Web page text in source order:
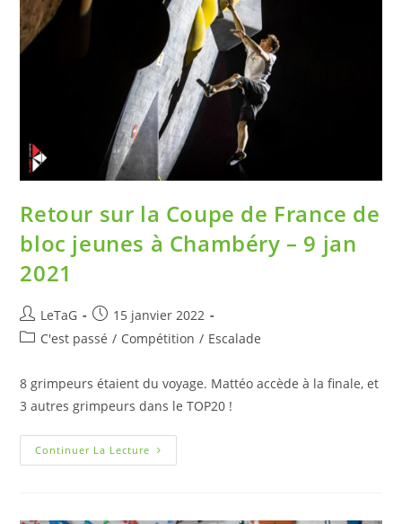
Retour sur la Coupe de France de
bloc jeunes à Chambéry – 9 jan
2021
LeTaG
15 janvier 2022
C'est passé / Compétition / Escalade
8 grimpeurs étaient du voyage. Mattéo accède à la finale, et
3 autres grimpeurs dans le TOP20 !
Continuer La Lecture